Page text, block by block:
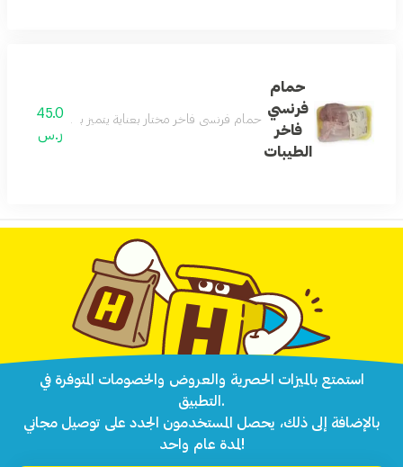
حمام
فرنسي
فاخر
الطيبات
حمام فرنسي فاخر مختار بعناية يتميز بلحم طري
45.0
ر.س
استمتع بالميزات الحصرية والعروض والخصومات المتوفرة في
التطبيق.
بالإضافة إلى ذلك، يحصل المستخدمون الجدد على توصيل مجاني
لمدة عام واحد!